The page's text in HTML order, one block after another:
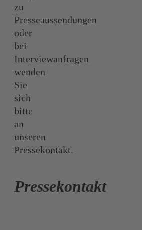
zu
Presseaussendungen
oder
bei
Interviewanfragen
wenden
Sie
sich
bitte
an
unseren
Pressekontakt.
Pressekontakt